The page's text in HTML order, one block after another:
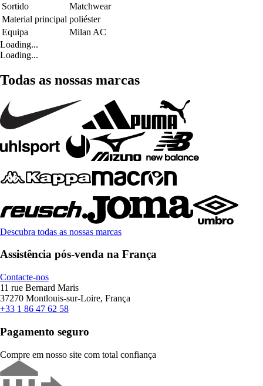
Sortido
Matchwear
Material principal poliéster
Equipa
Milan AC
Loading...
Loading...
Todas as nossas marcas
Descubra todas as nossas marcas
Assistência pós-venda na França
Contacte-nos
11 rue Bernard Maris
37270 Montlouis-sur-Loire, França
+33 1 86 47 62 58
Pagamento seguro
Compre em nosso site com total confiança